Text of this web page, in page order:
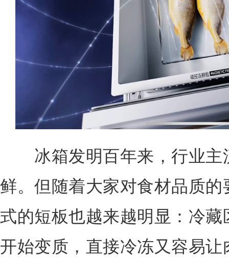
冰箱发明百年来，行业主
鲜。但随着大家对食材品质
式的短板也越来越明显：冷
开始变质，直接冷冻又容易